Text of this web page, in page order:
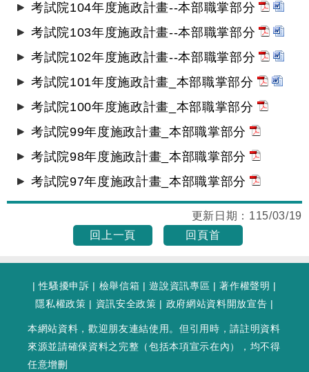
考試院104年度施政計畫--本部職掌部分
考試院103年度施政計畫--本部職掌部分
考試院102年度施政計畫--本部職掌部分
考試院101年度施政計畫_本部職掌部分
考試院100年度施政計畫_本部職掌部分
考試院99年度施政計畫_本部職掌部分
考試院98年度施政計畫_本部職掌部分
考試院97年度施政計畫_本部職掌部分
更新日期： 115/03/19
回上一頁
回頁首
|性騷擾申訴 | 檢舉信箱 |遊說資訊專區 |著作權聲明 |
隱私權政策 | 資訊安全政策 | 政府網站資料開放宣告 |
本網站資料，歡迎朋友連結使用。但引用時，請註明資料
來源並請確保資料之完整（包括本項宣示在內），均不得
任意增刪